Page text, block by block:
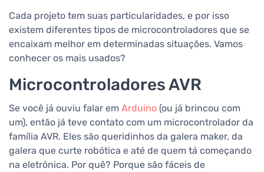
Cada projeto tem suas particularidades, e por isso
existem diferentes tipos de microcontroladores que se
encaixam melhor em determinadas situações. Vamos
conhecer os mais usados?
Microcontroladores AVR
Se você já ouviu falar em Arduino (ou já brincou com
um), então já teve contato com um microcontrolador da
família AVR. Eles são queridinhos da galera maker, da
galera que curte robótica e até de quem tá começando
na eletrônica. Por quê? Porque são fáceis de